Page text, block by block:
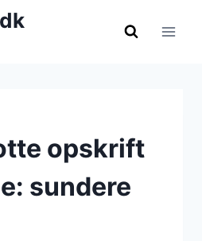
opskrift
sundere